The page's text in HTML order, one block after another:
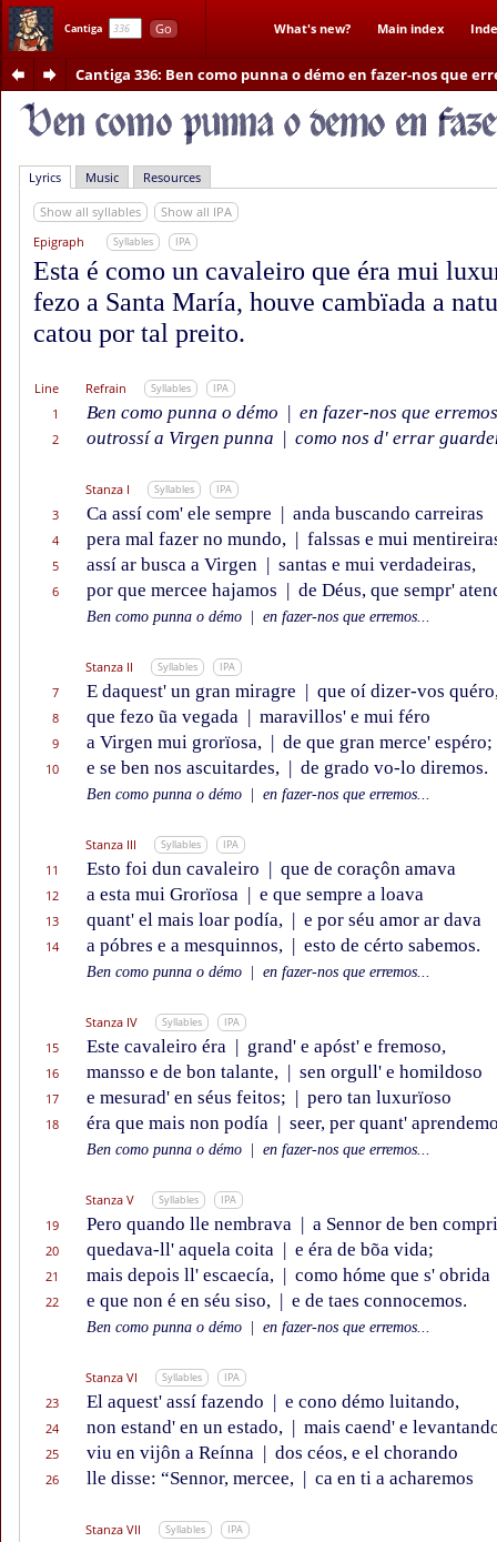
Cantiga Go What's new? Main index
Cantiga 336: Ben como punna o démo en fazer-nos que
Lyrics Music Resources
Show all syllables
Show all IPA
Epigraph
Syllables IPA
Esta é como un cavaleiro que éra mui
fezo a Santa María, houve cambïada a
catou por tal preito.
Line Refrain Syllables IPA
1 Ben como punna o démo | en fazer-nos que
2 outrossí a Virgen punna | como nos d' errar
Stanza I Syllables IPA
3 Ca assí com' ele sempre | anda buscando carreiras
4 pera mal fazer no mundo, | falssas e mui
5 assí ar busca a Virgen | santas e mui verdadeiras,
6 por que mercee hajamos | de Déus, que sempr'
Ben como punna o démo en fazer-nos que erremos...
Stanza II Syllables IPA
7 E daquest' un gran miragre | que oí dizer-vos
8 que fezo ũa vegada | maravillos' e mui féro
9 a Virgen mui grorïosa, | de que gran merce' espéro;
10 e se ben nos ascuitardes, | de grado vo-lo diremos.
Ben como punna o démo en fazer-nos que erremos...
Stanza III Syllables IPA
11 Esto foi dun cavaleiro | que de coraçôn amava
12 a esta mui Grorïosa | e que sempre a loava
13 quant' el mais loar podía, | e por séu amor ar dava
14 a póbres e a mesquinnos, | esto de cérto sabemos.
Ben como punna o démo en fazer-nos que erremos...
Stanza IV Syllables IPA
15 Este cavaleiro éra | grand' e apóst' e fremoso,
16 mansso e de bon talante, | sen orgull' e homildoso
17 e mesurad' en séus feitos; | pero tan luxurïoso
18 éra que mais non podía | seer, per quant'
Ben como punna o démo en fazer-nos que erremos...
Stanza V Syllables IPA
19 Pero quando lle nembrava | a Sennor de ben
20 quedava-ll' aquela coita | e éra de bõa vida;
21 mais depois ll' escaecía, | como hóme que s' obrida
22 e que non é en séu siso, | e de taes connocemos.
Ben como punna o démo en fazer-nos que erremos...
Stanza VI Syllables IPA
23 El aquest' assí fazendo | e cono démo luitando,
24 non estand' en un estado, | mais caend' e
25 viu en vijôn a Reínna | dos céos, e el chorando
26 lle disse: “Sennor, mercee, | ca en ti a acharemos
Stanza VII Syllables IPA